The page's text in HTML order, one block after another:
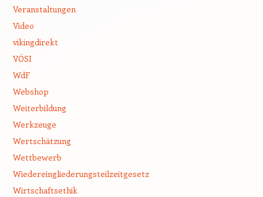
Veranstaltungen
Video
vikingdirekt
VÖSI
WdF
Webshop
Weiterbildung
Werkzeuge
Wertschätzung
Wettbewerb
Wiedereingliederungsteilzeitgesetz
Wirtschaftsethik